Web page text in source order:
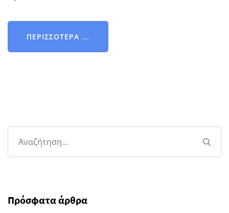
ΠΕΡΙΣΣΌΤΕΡΑ ...
Αναζήτηση
για:
Πρόσφατα άρθρα